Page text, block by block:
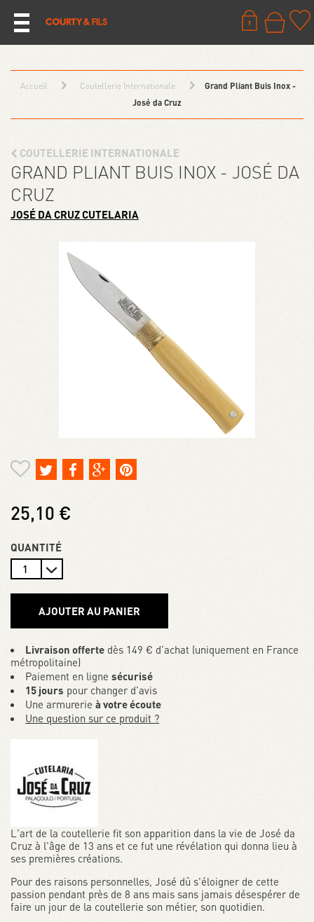
Accueil Coutellerie Internationale
Grand Pliant Buis Inox -
José da Cruz
COUTELLERIE INTERNATIONALE
GRAND PLIANT BUIS INOX - JOSÉ DA
CRUZ
JOSÉ DA CRUZ CUTELARIA
25,10 €
QUANTITÉ
AJOUTER AU PANIER
Livraison offerte dès 149 € d’achat (uniquement en France
métropolitaine)
Paiement en ligne sécurisé
15 jours pour changer d’avis
Une armurerie à votre écoute
Une question sur ce produit ?
L'art de la coutellerie fit son apparition dans la vie de José da
Cruz à l'âge de 13 ans et ce fut une révélation qui donna lieu à
ses premières créations.
Pour des raisons personnelles, José dû s'éloigner de cette
passion pendant près de 8 ans mais sans jamais désespérer de
faire un jour de la coutellerie son métier, son quotidien.